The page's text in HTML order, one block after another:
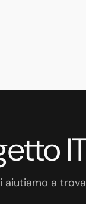
aiutiamo a